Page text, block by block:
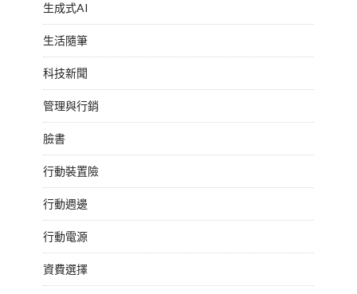
生成式AI
生活隨筆
科技新聞
管理與行銷
臉書
行動裝置險
行動週邊
行動電源
資費選擇